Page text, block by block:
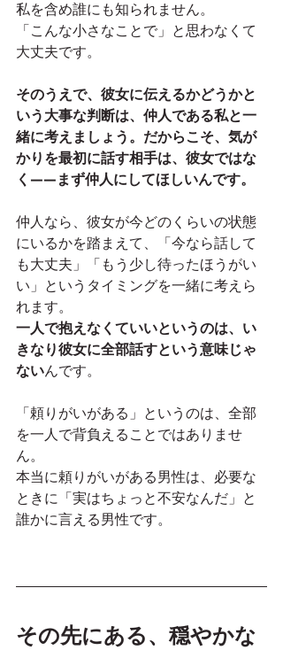
私を含め誰にも知られません。
「こんな小さなことで」と思わなくて
大丈夫です。
そのうえで、彼女に伝えるかどうかと
いう大事な判断は、仲人である私と一
緒に考えましょう。だからこそ、気が
かりを最初に話す相手は、彼女ではな
く——まず仲人にしてほしいんです。
仲人なら、彼女が今どのくらいの状態
にいるかを踏まえて、「今なら話して
も大丈夫」「もう少し待ったほうがい
い」というタイミングを一緒に考えら
れます。
一人で抱えなくていいというのは、い
きなり彼女に全部話すという意味じゃ
ないんです。
「頼りがいがある」というのは、全部
を一人で背負えることではありませ
ん。
本当に頼りがいがある男性は、必要な
ときに「実はちょっと不安なんだ」と
誰かに言える男性です。
その先にある、穏やかな